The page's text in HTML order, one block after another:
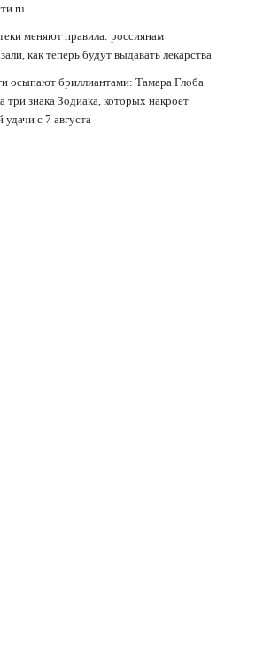
меняют правила: россиянам
как теперь будут выдавать лекарства
осыпают бриллиантами: Тамара Глоба
три знака Зодиака, которых накроет
удачи с 7 августа